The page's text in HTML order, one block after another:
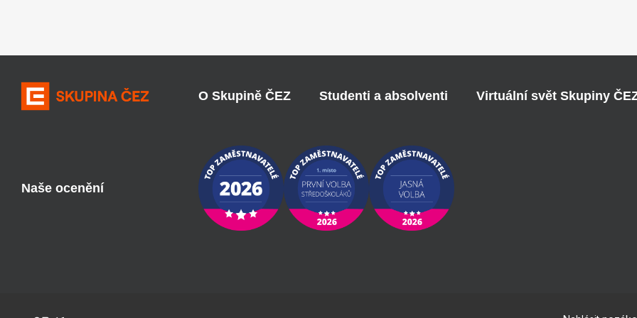
O Skupině ČEZ Studenti a absolventi Virtuální svět Skupiny
Naše ocenění